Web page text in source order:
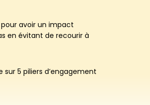
avoir un impact
en évitant de recourir à
5 piliers d’engagement